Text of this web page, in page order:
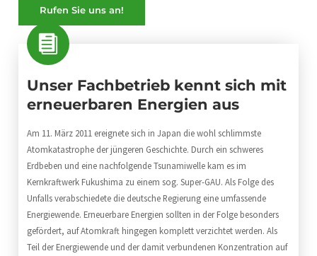
Rufen Sie uns an!
Unser Fachbetrieb kennt sich mit
erneuerbaren Energien aus
Am 11. März 2011 ereignete sich in Japan die wohl schlimmste
Atomkatastrophe der jüngeren Geschichte. Durch ein schweres
Erdbeben und eine nachfolgende Tsunamiwelle kam es im
Kernkraftwerk Fukushima zu einem sog. Super-GAU. Als Folge des
Unfalls verabschiedete die deutsche Regierung eine umfassende
Energiewende. Erneuerbare Energien sollten in der Folge besonders
gefördert, auf Atomkraft hingegen komplett verzichtet werden. Als
Teil der Energiewende und der damit verbundenen Konzentration auf